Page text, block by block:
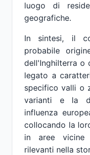
luogo di
geografiche.
In sintesi, il
probabile
dell'Inghilterra o
legato a
specifico valli o
varianti e la
influenza
collocando la
in aree vicine
rilevanti nella